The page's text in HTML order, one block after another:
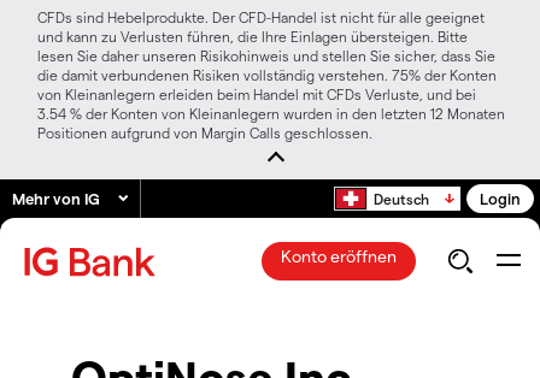
CFDs sind Hebelprodukte. Der CFD-Handel ist nicht für alle geeignet
und kann zu Verlusten führen, die Ihre Einlagen übersteigen. Bitte
lesen Sie daher unseren Risikohinweis und stellen Sie sicher, dass Sie
die damit verbundenen Risiken vollständig verstehen. 75% der Konten
von Kleinanlegern erleiden beim Handel mit CFDs Verluste, und bei
3.54 % der Konten von Kleinanlegern wurden in den letzten 12 Monaten
Positionen aufgrund von Margin Calls geschlossen.
Mehr von IG Deutsch Login
Konto eröffnen